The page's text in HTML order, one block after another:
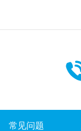
常见问题